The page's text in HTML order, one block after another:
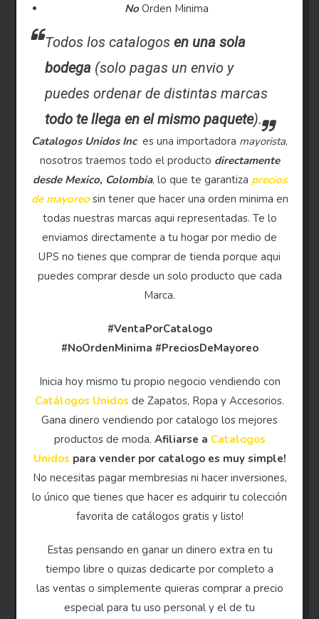
No Orden Minima
Todos los catalogosen una sola
bodega (solo pagas un envio y
puedes ordenar de distintas marcas
todo te llega en el mismo paquete).
Catalogos Unidos Inc es una importadora mayorista,
nosotros traemos todo el producto directamente
desde Mexico, Colombia, lo que te garantiza precios
de mayoreosin tener que hacer una orden minima en
todas nuestras marcas aqui representadas. Te lo
enviamos directamente a tu hogar por medio de
UPS no tienes que comprar de tienda porque aqui
puedes comprar desde un solo producto que cada
Marca.
#VentaPorCatalogo
#NoOrdenMinima #PreciosDeMayoreo
Inicia hoy mismo tu propio negocio vendiendo con
Catálogos Unidos de Zapatos, Ropa y Accesorios.
Gana dinero vendiendo por catalogo los mejores
productos de moda. Afiliarse a Catalogos
Unidos para vender por catalogo es muy simple!
No necesitas pagar membresias ni hacer inversiones,
lo único que tienes que hacer es adquirir tu colección
favorita de catálogos gratis y listo!
Estas pensando en ganar un dinero extra en tu
tiempo libre o quizas dedicarte por completo a
las ventas o simplemente quieras comprar a precio
especial para tu uso personal y el de tu